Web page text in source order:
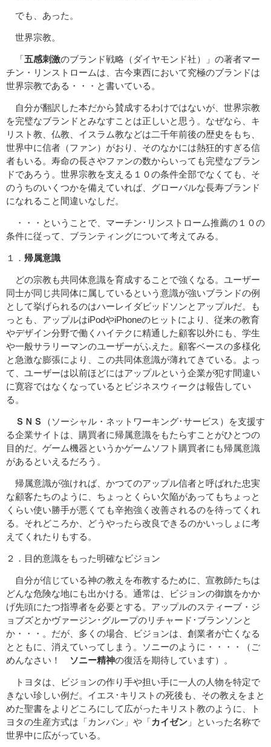
でも、あった。
世界宗教。
「 五感刺激のブランド戦略（ダイヤモンド社）」の著者マー
チン・リンストロームは、古今東西において究極のブランドは
世界宗教である・・・と書いている。
自分が翻訳した本だから賛成するわけではないが、世界宗教
を完璧なブランドとみなすことは正しいと思う。なぜなら、キ
リスト教、仏教、イスラム教などは二千年前後の歴史をもち、
世界中に信者（ファン）がおり、そのなかには熱狂的すぎる信
者もいる。寿命の長さやファンの数からいっても完璧なブラン
ドであろう。世界宗教を支える１０の条件全部でなくても、そ
のうちのいくつかを備えていれば、グローバルな長寿ブランド
になれること間違いなしだ。
・・・ということで、マーチン･リンストローム推薦の１０の
条件に従って、ブランティングについて考えてみる。
１． 帰属意識
どの宗教も共同体意識を育成することで強くなる。ユーザー
同士が同じ共同体に属しているという意識が強いブランドの例
として挙げられるのはハーレイダビッドソンとアップルだ。も
っとも、アップルはiPodやiPhoneのヒットにより、従来の教育
やデザイン分野で働くハイテクに精通した顧客以外にも、学生
や一般サラリーマンのユーザーがふえた。顧客ベースの多様化
と急激な膨張により、この共同体意識が薄れてきている。よっ
て、ユーザーは以前ほどにはアップルという企業が犯す間違い
に寛容ではなくなっているとビジネスウィークは報告してい
る。
ＳＮＳ
（ソーシャル・ネットワーキング･サービス）を支援す
る企業サイトは、購買者に帰属意識をもたらすことがひとつの
目的だ。ゲーム機器というかゲームソフト購買者にも帰属意識
があるといえるだろう。
帰属意識が強ければ、かつてのアップル信者と呼ばれた忠実
な顧客たちのように、ちょっとくらい欠陥があってもちょっと
くらい使い勝手が悪くても辛抱強く改善されるのを待ってくれ
る。それどころか、どうやったら改良できるのかいっしょに考
えてくれたりもする。
２．目的意識をもった明確なビジョン
自分が信じている神の教えを布教するために、宣教師たちは
どんな危険な地にも出かける。通常は、ビジョンの御旗をかか
げ先頭にたつ指導者を必要とする。アップルのスティーブ・ジ
ョブズとかヴァージン･グループのリチャード･ブランソンと
か・・・。だが、多くの場合、ビジョンは、創業者が亡くなる
とともに、消えていってしまう。ソニーのように・・・・（ご
めんなさい！
ソニー精神の復活を期待しています）。
トヨタは、ビジョンの作り手や担い手に一人の人物を特定で
きない珍しい例だ。イエス･キリストの死後も、その教えをまと
めた聖書をよりどころにして広がったキリスト教のように、ト
ヨタの生産方式は「カンバン」や「 カイゼン 」といった名称で
世界中に広がっている。